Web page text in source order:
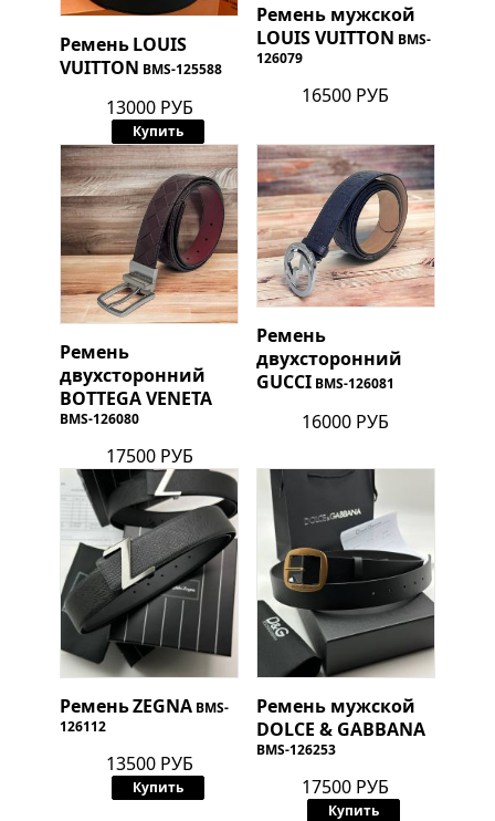
РеменьLOUIS
VUITTON BMS-125588
13000 РУБ
Купить
Ремень мужской
LOUIS VUITTON BMS-
126079
16500 РУБ
Ремень
двухсторонний
BOTTEGA VENETA
BMS-126080
17500 РУБ
Ремень
двухсторонний
GUCCI BMS-126081
16000 РУБ
РеменьZEGNA BMS-
126112
13500 РУБ
Купить
Ремень мужской
DOLCE & GABBANA
BMS-126253
17500 РУБ
Купить